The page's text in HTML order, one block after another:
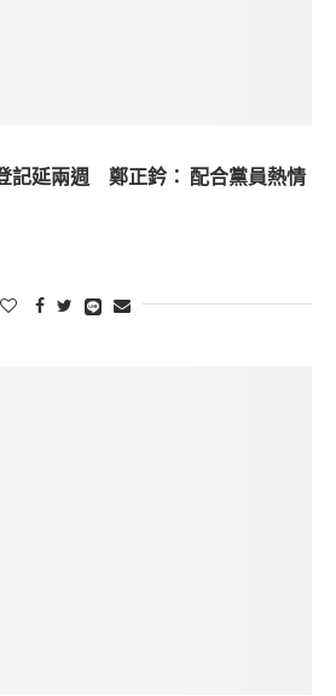
記延兩週 鄭正鈐： 配合黨員熱情